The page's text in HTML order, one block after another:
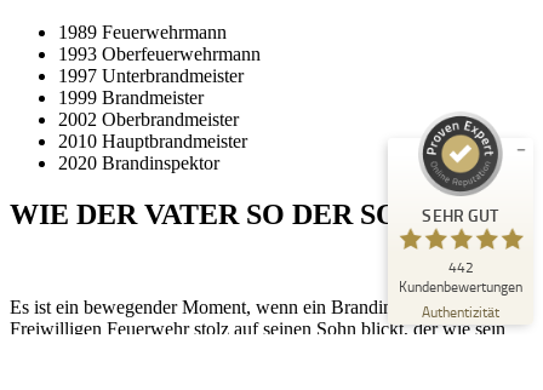
1989 Feuerwehrmann
1993 Oberfeuerwehrmann
1997 Unterbrandmeister
1999 Brandmeister
2002 Oberbrandmeister
2010 Hauptbrandmeister
2020 Brandinspektor
WIE DER VATER SO DER SOHN
Es ist ein bewegender Moment, wenn ein Brandinspektor der
Freiwilligen Feuerwehr stolz auf seinen Sohn blickt, der wie sein
SEHR GUT
442
Kundenbewertungen
Authentizität
Empfehlungen auf
ProvenExpert.com
Bewertungen auf ProvenExpert.com
Blick aufs ProvenExpert-Profil werfen
22.07.2026